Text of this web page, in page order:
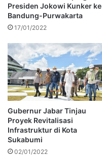
Presiden Jokowi Kunker ke
Bandung-Purwakarta
17/01/2022
Gubernur Jabar Tinjau
Proyek Revitalisasi
Infrastruktur di Kota
Sukabumi
02/01/2022